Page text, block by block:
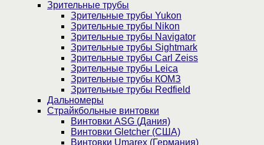
Зрительные трубы
Зрительные трубы Yukon
Зрительные трубы Nikon
Зрительные трубы Navigator
Зрительные трубы Sightmark
Зрительные трубы Carl Zeiss
Зрительные трубы Leica
Зрительные трубы КОМЗ
Зрительные трубы Redfield
Дальномеры
Страйкбольные винтовки
Винтовки ASG (Дания)
Винтовки Gletcher (США)
Винтовки Umarex (Германия)